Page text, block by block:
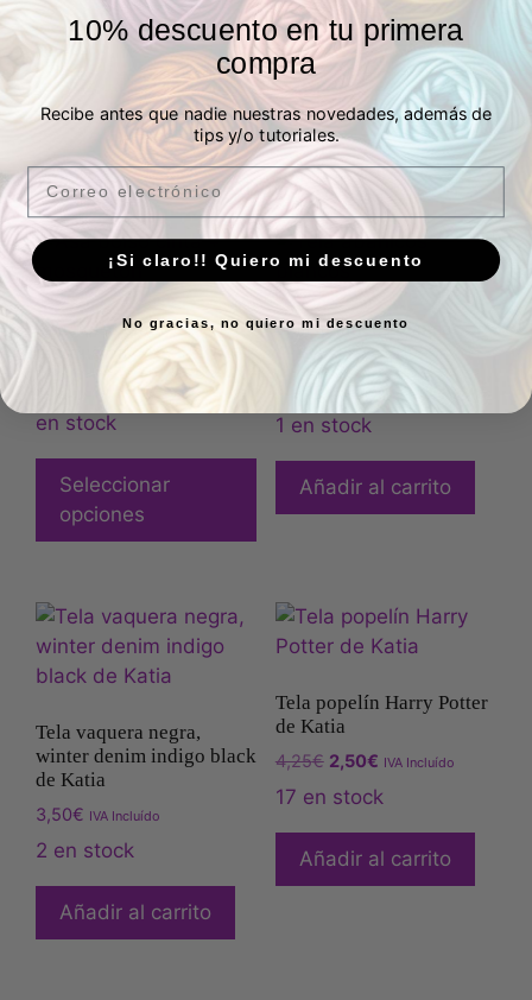
Enviar
Productos relacionados
Asa bolso cinta +
mosquetón
IVA Incluído
en stock
Seleccionar
opciones
Tela abanicos blancos
Valorado
5.00
de 5
2,20€ IVA Incluído
1 en stock
Añadir al carrito
Tela vaquera negra,
winter denim indigo black
de Katia
3,50€ IVA Incluído
2 en stock
Añadir al carrito
Tela popelín Harry Potter
de Katia
4,25€ 2,50€ IVA Incluído
17 en stock
Añadir al carrito
10% descuento en tu primera
compra
Recibe antes que nadie nuestras novedades, además de
tips y/o tutoriales.
Email
¡Si claro!! Quiero mi descuento
No gracias, no quiero mi descuento